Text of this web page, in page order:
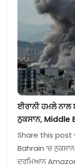
ਈਰਾਨੀ ਹਮਲੇ ਨਾਲ
ਨੁਕਸਾਨ, Middle
Share this post
Bahrain ‘ਚ
ਦਰਮਿਆਨ